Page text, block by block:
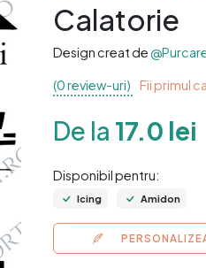
Calatorie
Design creat de
(0 review-uri) Fii primul
De la 17.0 lei
Disponibil pentru:
Icing Amidon